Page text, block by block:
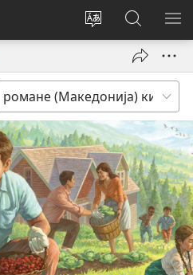
Change
language
Логирин
window)
Роде
ки
JW.ORG